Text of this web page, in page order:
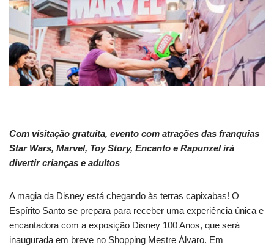
Com visitação gratuita, evento com atrações das franquias
Star Wars, Marvel, Toy Story, Encanto e Rapunzel irá
divertir crianças e adultos
A magia da Disney está chegando às terras capixabas! O
Espírito Santo se prepara para receber uma experiência única e
encantadora com a exposição Disney 100 Anos, que será
inaugurada em breve no Shopping Mestre Álvaro. Em